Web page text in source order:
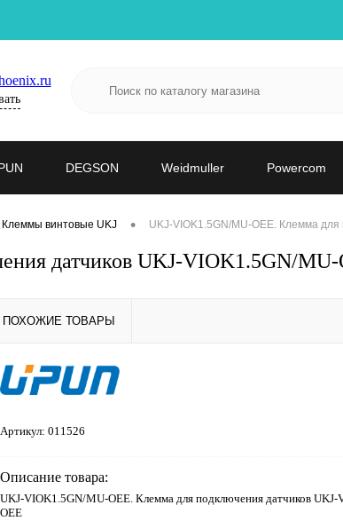
DEGSON Weidmuller Powercom
Клеммы винтовые UKJ • UKJ-VIOK1.5GN/MU-OEE. Клемма
датчиков UKJ-VIOK1.5GN/MU-
ПОХОЖИЕ ТОВАРЫ
Артикул: 011526
Описание товара:
UKJ-VIOK1.5GN/MU-OEE. Клемма для подключения датчиков
OEE